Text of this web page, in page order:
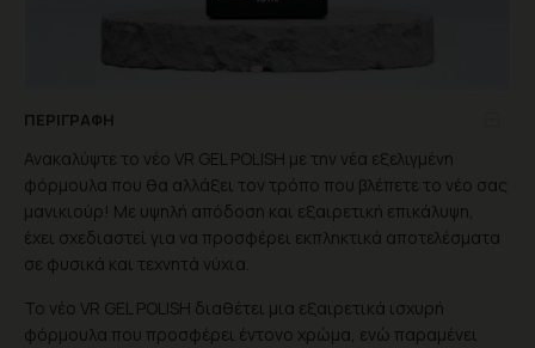
ΠΕΡΙΓΡΑΦΉ
Ανακαλύψτε το νέο VR GEL POLISH με την νέα εξελιγμένη
φόρμουλα που θα αλλάξει τον τρόπο που βλέπετε το νέο σας
μανικιούρ! Με υψηλή απόδοση και εξαιρετική επικάλυψη,
έχει σχεδιαστεί για να προσφέρει εκπληκτικά αποτελέσματα
σε φυσικά και τεχνητά νύχια.
Το νέο VR GEL POLISH διαθέτει μια εξαιρετικά ισχυρή
φόρμουλα που προσφέρει έντονο χρώμα, ενώ παραμένει